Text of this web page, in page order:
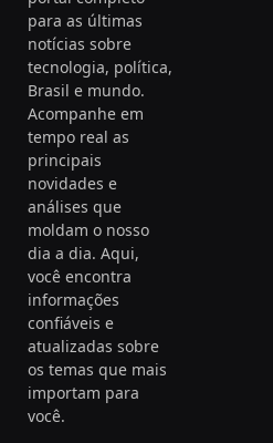
para as últimas
notícias sobre
tecnologia, política,
Brasil e mundo.
Acompanhe em
tempo real as
principais
novidades e
análises que
moldam o nosso
dia a dia. Aqui,
você encontra
informações
confiáveis e
atualizadas sobre
os temas que mais
importam para
você.